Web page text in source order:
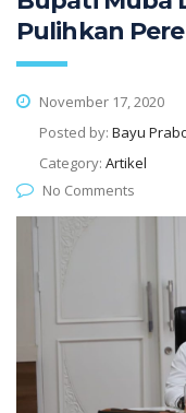
Pulihkan
November 17, 2020
Posted by: Bayu
Category: Artikel
No Comments